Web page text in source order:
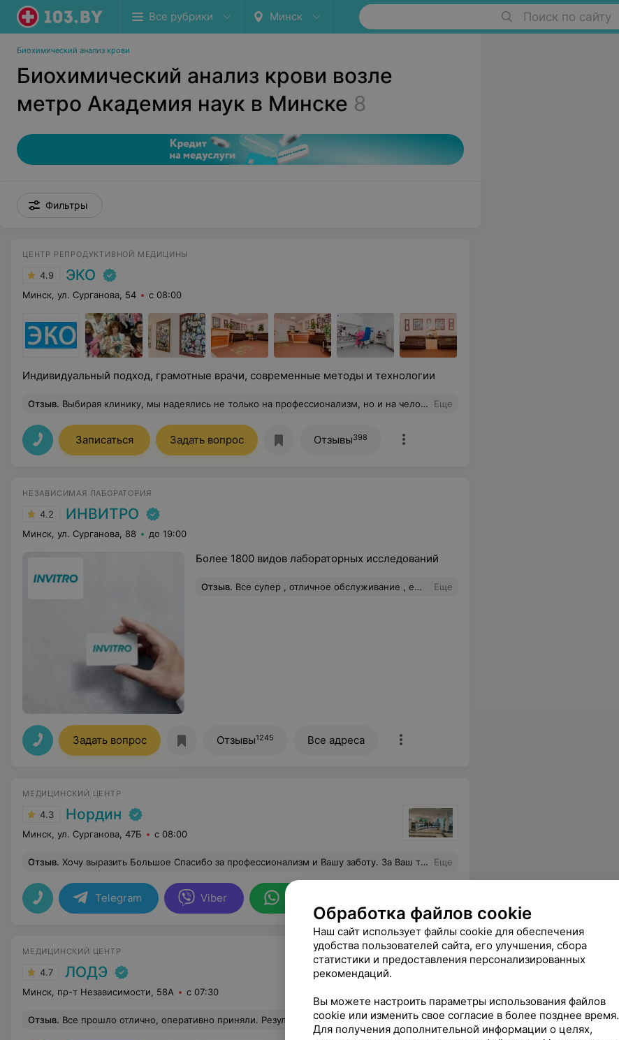
Все рубрики Минск Поиск по сайту
Биохимический анализ крови
Биохимический анализ крови возле
метро Академия наук в Минске 8
Фильтры
ЦЕНТР РЕПРОДУКТИВНОЙ МЕДИЦИНЫ
4.9 ЭКО
Минск, ул. Сурганова, 54 с 08:00
Индивидуальный подход, грамотные врачи, современные методы и технологии
Отзыв. Выбирая клинику, мы надеялись не только на профессионализм, но и на человеческое участие. Этот медицинский центр превзошел все ожидания. От теплого приема в регистратуре до внимательного осмотра врача. Здесь царит атмосфера искренней заботы. Редко хочется рекомендовать что-то так уверенно, но этот центр — именно тот случай. Еще
Записаться Задать вопрос Отзывы398
НЕЗАВИСИМАЯ ЛАБОРАТОРИЯ
4.2 ИНВИТРО
Минск, ул. Сурганова, 88 до 19:00
Более 1800 видов лабораторных исследований
Отзыв. Все супер , отличное обслуживание , еще и кофе дали после сдачи Еще
Задать вопрос Отзывы1245 Все адреса
МЕДИЦИНСКИЙ ЦЕНТР
4.3 Нордин
Минск, ул. Сурганова, 47Б с 08:00
Отзыв. Хочу выразить Большое Спасибо за профессионализм и Вашу заботу. За Ваш труд и Индивидуальный подход. От души желаю Вам долгих лет успешной деятельности,крепчайшего здоровья, жизненного благополучия, домашнего уюта и хороших людей в жизни. Хочу поблагодарить лечащего врача - травмотолога ортопеда Коваленко Александра Юрьевича!!!! Еще
Telegram Viber
МЕДИЦИНСКИЙ ЦЕНТР
4.7 ЛОДЭ
Минск, пр-т Независимости, 58А с 07:30
Отзыв. Все прошло отлично, оперативно приняли. Результаты анализа тоже пришли быстро. Рекомендую! Еще
Обработка файлов cookie
Наш сайт использует файлы cookie для обеспечения
удобства пользователей сайта, его улучшения, сбора
статистики и предоставления персонализированных
рекомендаций.
Вы можете настроить параметры использования файлов
cookie или изменить свое согласие в более позднее время.
Для получения дополнительной информации о целях,